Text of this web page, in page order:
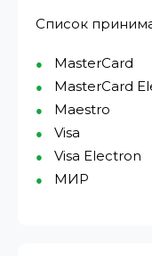
Список
MasterCard
MasterCard
Maestro
Visa
Visa Electron
МИР⁠